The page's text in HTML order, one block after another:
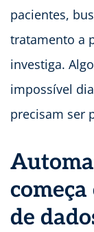
pacientes,
tratamento a
investiga.
impossível
precisam ser
de